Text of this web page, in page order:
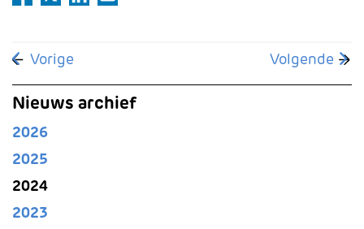
Vorig artikel: College van Beroep wijst klacht
Vorige Volgende
Volgende
Nieuws archief
2026
2025
2024
2023